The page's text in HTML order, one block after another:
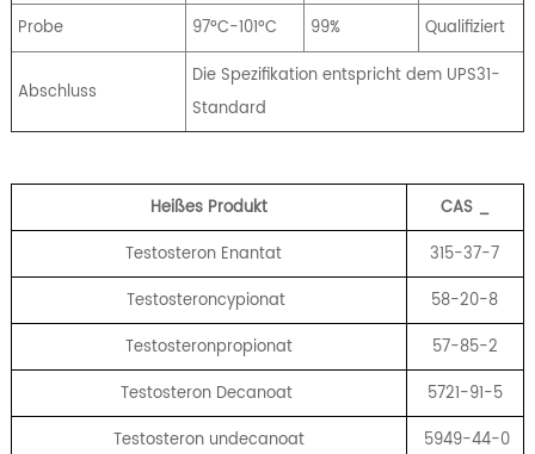
Probe
97ºC-101ºC 99% Qualifiziert
Abschluss
Die Spezifikation entspricht dem UPS31-
Standard
Heißes Produkt CAS _
Testosteron Enantat
315-37-7
Testosteroncypionat
58-20-8
Testosteronpropionat
57-85-2
Testosteron Decanoat
5721-91-5
Testosteron undecanoat
5949-44-0